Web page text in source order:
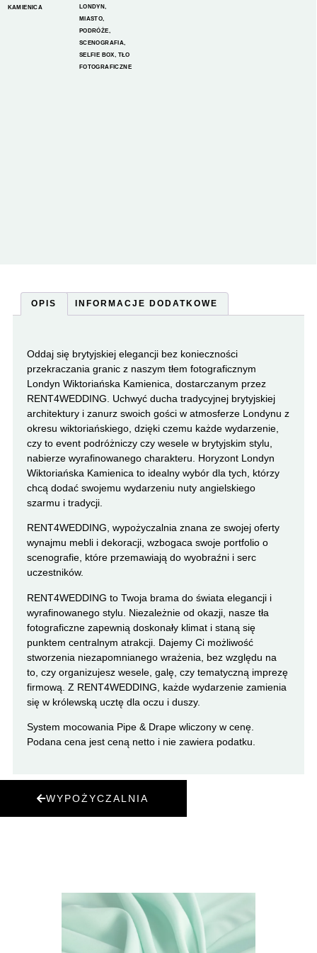
LONDYN
MIASTO
PODRÓŻE
SCENOGRAFIA
SELFIE BOX
TŁO
FOTOGRAFICZNE
KAMIENICA
OPIS INFORMACJE DODATKOWE
Oddaj się brytyjskiej elegancji bez konieczności
przekraczania granic z naszym tłem fotograficznym
Londyn Wiktoriańska Kamienica, dostarczanym przez
RENT4WEDDING. Uchwyć ducha tradycyjnej brytyjskiej
architektury i zanurz swoich gości w atmosferze Londynu z
okresu wiktoriańskiego, dzięki czemu każde wydarzenie,
czy to event podróżniczy czy wesele w brytyjskim stylu,
nabierze wyrafinowanego charakteru. Horyzont Londyn
Wiktoriańska Kamienica to idealny wybór dla tych, którzy
chcą dodać swojemu wydarzeniu nuty angielskiego
szarmu i tradycji.
RENT4WEDDING, wypożyczalnia znana ze swojej oferty
wynajmu mebli i dekoracji, wzbogaca swoje portfolio o
scenografie, które przemawiają do wyobraźni i serc
uczestników.
RENT4WEDDING to Twoja brama do świata elegancji i
wyrafinowanego stylu. Niezależnie od okazji, nasze tła
fotograficzne zapewnią doskonały klimat i staną się
punktem centralnym atrakcji. Dajemy Ci możliwość
stworzenia niezapomnianego wrażenia, bez względu na
to, czy organizujesz wesele, galę, czy tematyczną imprezę
firmową. Z RENT4WEDDING, każde wydarzenie zamienia
się w królewską ucztę dla oczu i duszy.
System mocowania Pipe & Drape wliczony w cenę.
Podana cena jest ceną netto i nie zawiera podatku.
WYPOŻYCZALNIA